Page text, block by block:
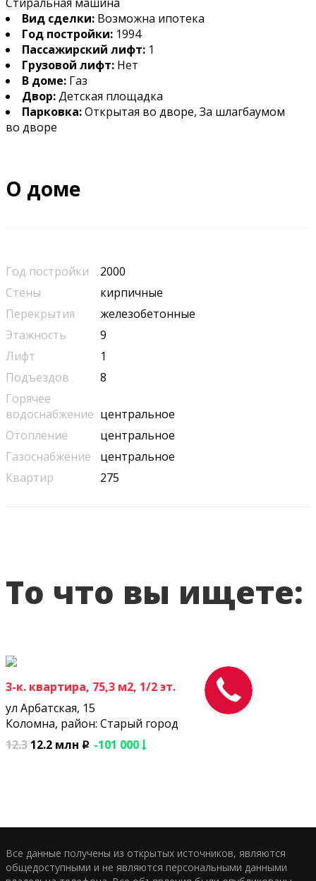
Вид сделки: Возможна ипотека
Год постройки: 1994
Пассажирский лифт: 1
Грузовой лифт: Нет
В доме: Газ
Двор:Детская площадка
Парковка:Открытая во дворе, За шлагбаумом
во дворе
О доме
Год постройки
2000
Стены
кирпичные
Перекрытия
железобетонные
Этажность
9
Лифт
1
Подъездов
8
Горячее
водоснабжение центральное
Отопление
центральное
Газоснабжение
центральное
Квартир
275
То что вы ищете:
3-к. квартира, 75,3 м2, 1/2 эт.
ул Арбатская, 15
Коломна, район: Старый город
12.3 12.2 млн p -101 000
Все данные получены из открытых источников, являются
общедоступными и не являются персональными данными